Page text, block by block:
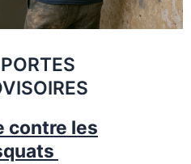
contre les